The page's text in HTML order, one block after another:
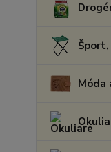
Móda